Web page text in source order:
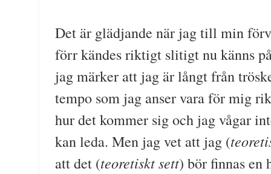
Det är glädjande när jag till min
förr kändes riktigt slitigt nu känns
jag märker att jag är långt från
tempo som jag anser vara för mig
hur det kommer sig och jag vågar
kan leda. Men jag vet att jag (
att det (teoretiskt sett) bör finnas en